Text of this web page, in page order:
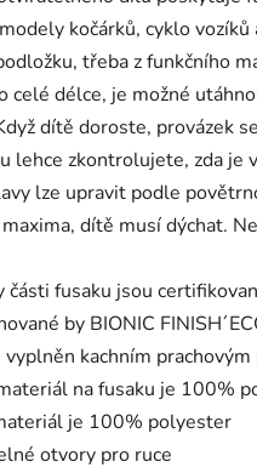
kočárků, cyklo
třeba z funkčního
celé délce, je možné
dítě doroste, provázek
lehce zkontrolujete, zda
lze upravit podle
dítě musí dýchat.
části fusaku jsou
by BIONIC
vyplněn kachním
na fusaku je 100%
je 100% polyester
otvory pro ruce